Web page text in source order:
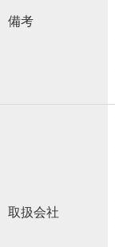
備考
取扱会社